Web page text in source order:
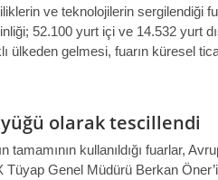
ve teknolojilerin sergilendiği
52.100 yurt içi ve 14.532 yurt
ülkeden gelmesi, fuarın küresel
olarak tescillendi
tamamının kullanıldığı fuarlar,
Genel Müdürü Berkan